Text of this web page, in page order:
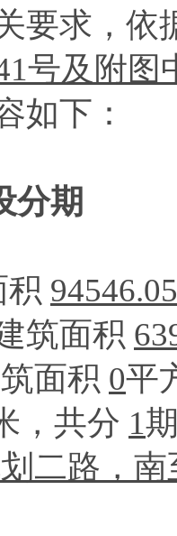
要求，依
号及附
如下：
分期
积 94546.05
筑面积
面积 0平
，共分 1
二路，